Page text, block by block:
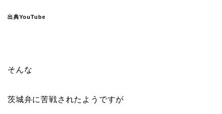
出典YouTube
そんな
茨城弁に苦戦されたようですが